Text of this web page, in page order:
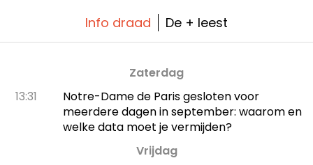
Info draad De + leest
Zaterdag
13:31
Notre-Dame de Paris gesloten voor
meerdere dagen in september: waarom en
welke data moet je vermijden?
Vrijdag